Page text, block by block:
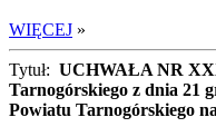
WIĘCEJ »
Tytuł: UCHWAŁA NR
Tarnogórskiego z dnia 21
Powiatu Tarnogórskiego